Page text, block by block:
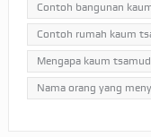
Contoh bangunan
Contoh rumah kaum
Mengapa kaum
Nama orang yang